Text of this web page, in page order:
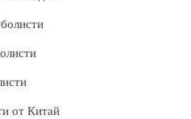
от Китай